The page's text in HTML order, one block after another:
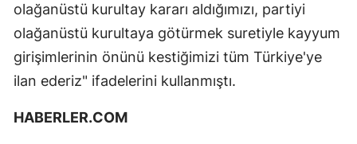
olağanüstü kurultay kararı aldığımızı, partiyi
olağanüstü kurultaya götürmek suretiyle kayyum
girişimlerinin önünü kestiğimizi tüm Türkiye'ye
ilan ederiz" ifadelerini kullanmıştı.
HABERLER.COM